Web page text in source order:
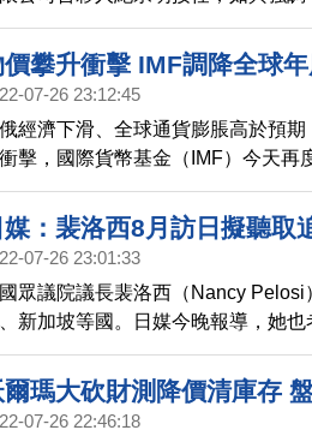
州冬奧服裝有限公司，並尋求如
金。
攀升衝擊 IMF調降全球
07-26 23:12:45
經濟下滑、全球通貨膨脹高於預
擊，國際貨幣基金（IMF）今天再
，明年也下調至2.9%，分別較
媒：裴洛西8月訪日擬聽取
07-26 23:01:33
眾議院議長裴洛西（Nancy Pelosi
新加坡等國。日媒今晚報導，她
倍晉三的演說。
瑪大砍財測降價清庫存
07-26 22:46:18